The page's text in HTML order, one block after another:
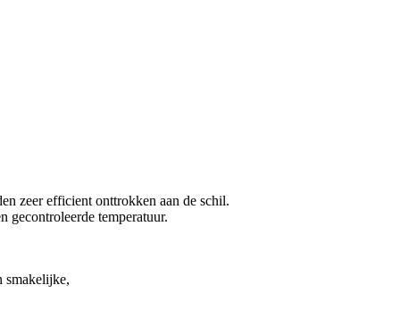
zeer efficient onttrokken aan de schil.
gecontroleerde temperatuur.
smakelijke,